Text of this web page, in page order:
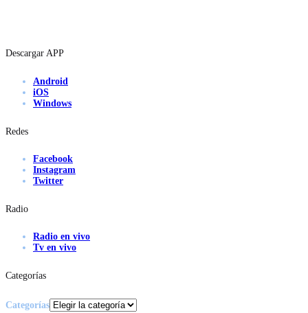
Descargar APP
Android
iOS
Windows
Redes
Facebook
Instagram
Twitter
Radio
Radio en vivo
Tv en vivo
Categorías
Categorías